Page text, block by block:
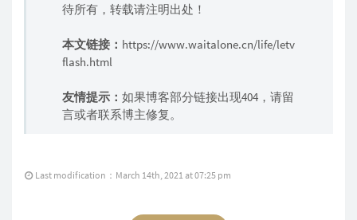
待所有，转载请注明出处！
本文链接： https://www.waitalone.cn/life/letv
flash.html
友情提示： 如果博客部分链接出现404，请留
言或者联系博主修复。
Last modification：March 14th, 2021 at 07:25 pm